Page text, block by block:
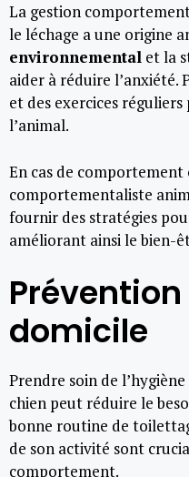
La gestion
le léchage a une origine
environnemental et la
aider à réduire l’anxiété.
et des exercices
l’animal.
En cas de
comportementaliste
fournir des stratégies
améliorant ainsi le bien-
domicile
Prendre soin de
chien peut réduire le
bonne routine de
de son activité sont
comportement.